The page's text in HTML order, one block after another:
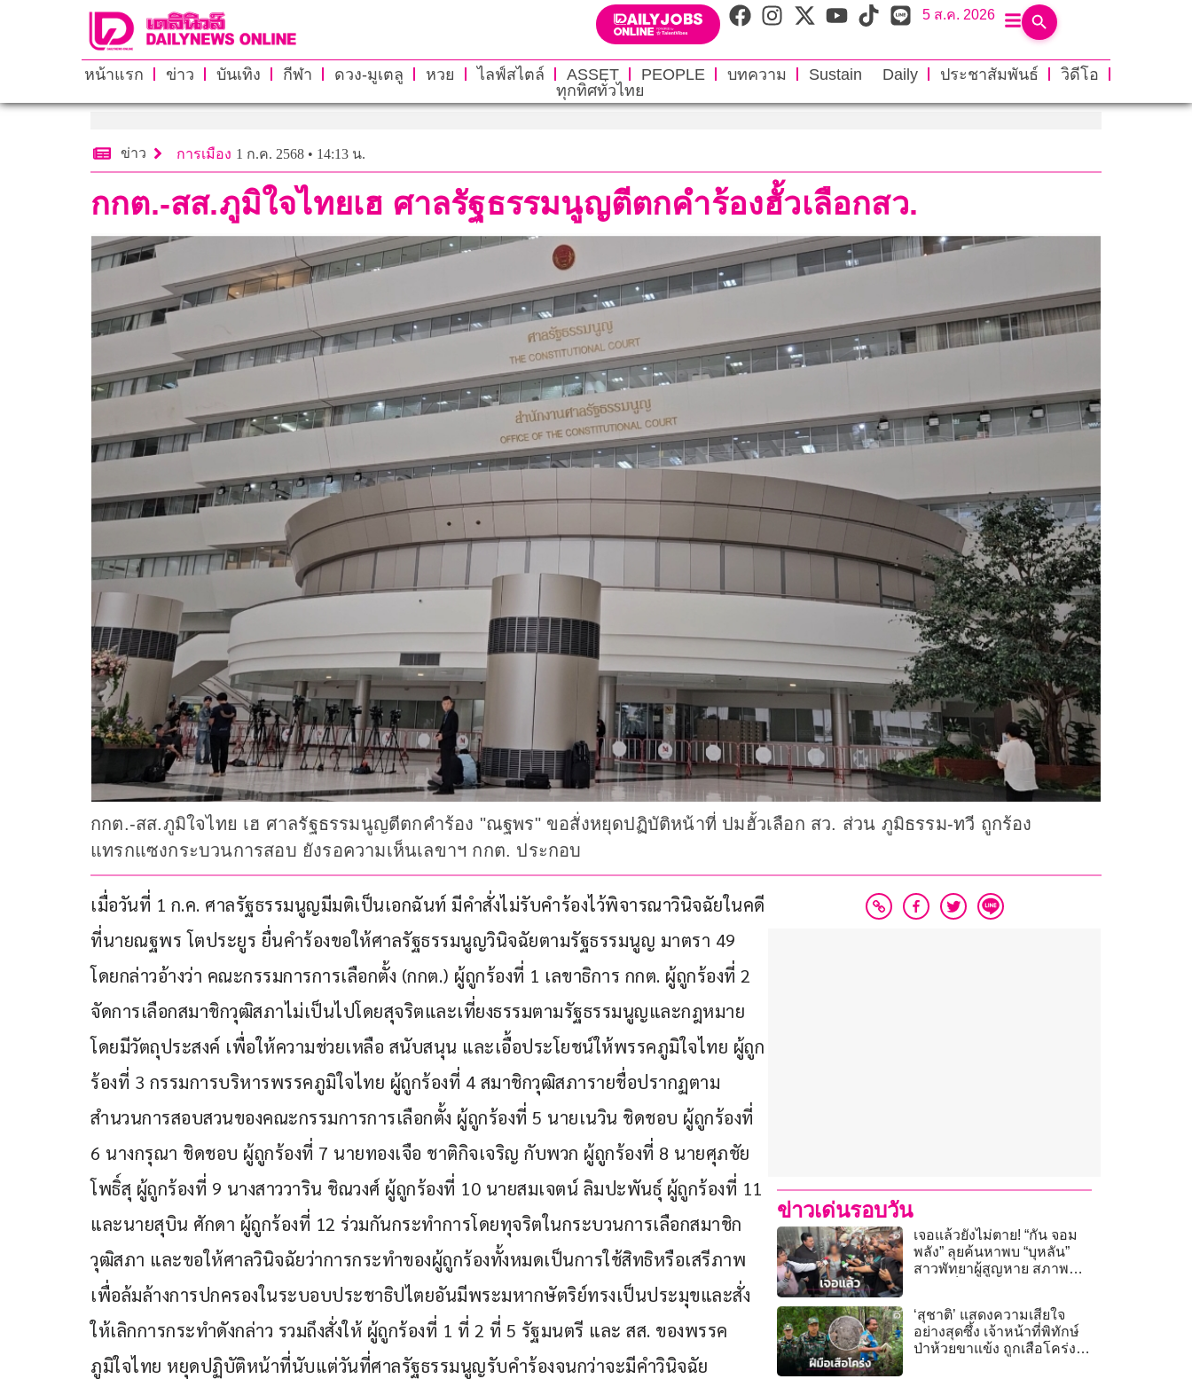
5 ส.ค. 2026
หน้าแรก ข่าว บันเทิง กีฬา ดวง-มูเตลู หวย ไลฟ์สไตล์ ASSET PEOPLE บทความ Sustain Daily ประชาสัมพันธ์
วิดีโอ
ทุกทิศทั่วไทย
ข่าว การเมือง 1 ก.ค. 2568 • 14:13 น.
กกต.-สส.ภูมิใจไทยเฮ ศาลรัฐธรรมนูญตีตกคำร้องฮั้วเลือกสว.
กกต.-สส.ภูมิใจไทย เฮ ศาลรัฐธรรมนูญตีตกคำร้อง "ณฐพร" ขอสั่งหยุดปฏิบัติหน้าที่ ปมฮั้วเลือก สว. ส่วน ภูมิธรรม-ทวี ถูกร้อง
แทรกแซงกระบวนการสอบ ยังรอความเห็นเลขาฯ กกต. ประกอบ
เมื่อวันที่ 1 ก.ค. ศาลรัฐธรรมนูญมีมติเป็นเอกฉันท์ มีคำสั่งไม่รับคำร้องไว้พิจารณาวินิจฉัยในคดี
ที่นายณฐพร โตประยูร ยื่นคำร้องขอให้ศาลรัฐธรรมนูญวินิจฉัยตามรัฐธรรมนูญ มาตรา 49
โดยกล่าวอ้างว่า คณะกรรมการการเลือกตั้ง (กกต.) ผู้ถูกร้องที่ 1 เลขาธิการ กกต. ผู้ถูกร้องที่ 2
จัดการเลือกสมาชิกวุฒิสภาไม่เป็นไปโดยสุจริตและเที่ยงธรรมตามรัฐธรรมนูญและกฎหมาย
โดยมีวัตถุประสงค์ เพื่อให้ความช่วยเหลือ สนับสนุน และเอื้อประโยชน์ให้พรรคภูมิใจไทย ผู้ถูก
ร้องที่ 3 กรรมการบริหารพรรคภูมิใจไทย ผู้ถูกร้องที่ 4 สมาชิกวุฒิสภารายชื่อปรากฏตาม
สำนวนการสอบสวนของคณะกรรมการการเลือกตั้ง ผู้ถูกร้องที่ 5 นายเนวิน ชิดชอบ ผู้ถูกร้องที่
6 นางกรุณา ชิดชอบ ผู้ถูกร้องที่ 7 นายทองเจือ ชาติกิจเจริญ กับพวก ผู้ถูกร้องที่ 8 นายศุภชัย
โพธิ์สุ ผู้ถูกร้องที่ 9 นางสาววาริน ชิณวงศ์ ผู้ถูกร้องที่ 10 นายสมเจตน์ ลิมปะพันธุ์ ผู้ถูกร้องที่ 11
และนายสุบิน ศักดา ผู้ถูกร้องที่ 12 ร่วมกันกระทำการโดยทุจริตในกระบวนการเลือกสมาชิก
วุฒิสภา และขอให้ศาลวินิจฉัยว่าการกระทำของผู้ถูกร้องทั้งหมดเป็นการใช้สิทธิหรือเสรีภาพ
เพื่อล้มล้างการปกครองในระบอบประชาธิปไตยอันมีพระมหากษัตริย์ทรงเป็นประมุขและสั่ง
ให้เลิกการกระทำดังกล่าว รวมถึงสั่งให้ ผู้ถูกร้องที่ 1 ที่ 2 ที่ 5 รัฐมนตรี และ สส. ของพรรค
ภูมิใจไทย หยุดปฏิบัติหน้าที่นับแต่วันที่ศาลรัฐธรรมนูญรับคำร้องจนกว่าจะมีคำวินิจฉัย
ข่าวเด่นรอบวัน
เจอแล้วยังไม่ตาย! “กัน จอม
พลัง” ลุยค้นหาพบ “บุหลัน”
สาวพัทยาผู้สูญหาย สภาพ
‘สุชาติ’ แสดงความเสียใจ
อย่างสุดซึ้ง เจ้าหน้าที่พิทักษ์
ป่าห้วยขาแข้ง ถูกเสือโคร่ง